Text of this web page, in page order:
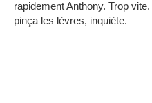
rapidement Anthony. Trop vite.
pinça les lèvres, inquiète.